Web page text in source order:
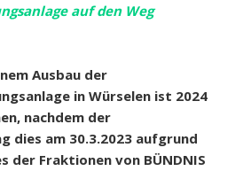
auf den Weg
Ausbau der
in Würselen ist 2024
nachdem der
dies am 30.3.2023 aufgrund
der Fraktionen von BÜNDNIS